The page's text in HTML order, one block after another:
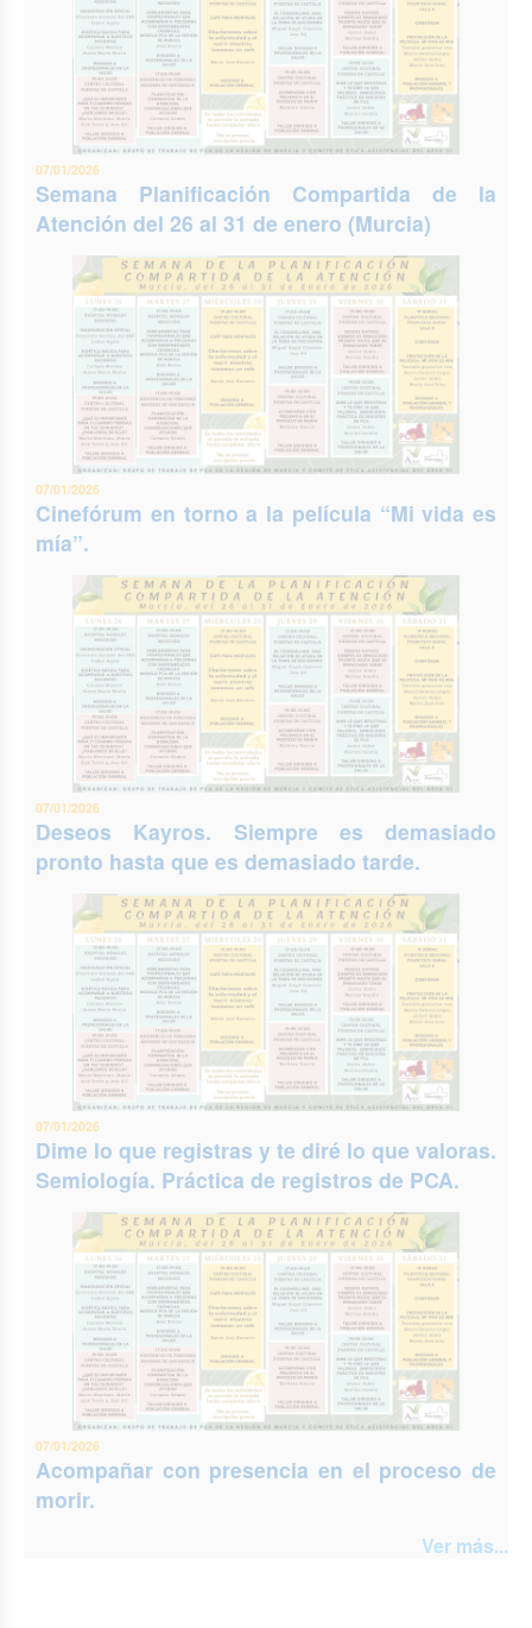
07/01/2026
Semana Planificación Compartida de la
Atención del 26 al 31 de enero (Murcia)
07/01/2026
Cinefórum en torno a la película “Mi vida es
mía”.
07/01/2026
Deseos Kayros. Siempre es demasiado
pronto hasta que es demasiado tarde.
07/01/2026
Dime lo que registras y te diré lo que valoras.
Semiología. Práctica de registros de PCA.
07/01/2026
Acompañar con presencia en el proceso de
morir.
Ver más...